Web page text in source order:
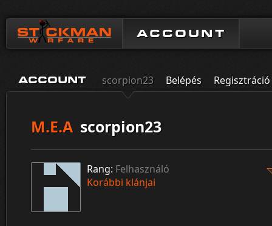
ACCOUNT
ACCOUNT scorpion23 Belépés Regisztráció
M.E.A scorpion23
Rang: Felhasználó
Korábbi klánjai